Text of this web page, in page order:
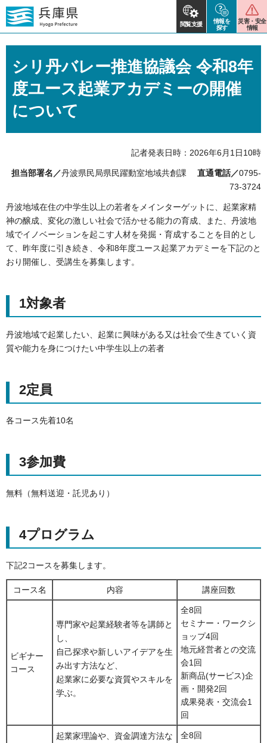
閲覧支援
情報を
探す
災害・安全
情報
シリ丹バレー推進協議会 令和8年
度ユース起業アカデミーの開催
について
記者発表日時：2026年6月1日10時
担当部署名／丹波県民局県民躍動室地域共創課 直通電話／0795-
73-3724
丹波地域在住の中学生以上の若者をメインターゲットに、起業家精
神の醸成、変化の激しい社会で活かせる能力の育成、また、丹波地
域でイノベーションを起こす人材を発掘・育成することを目的とし
て、昨年度に引き続き、令和8年度ユース起業アカデミーを下記のと
おり開催し、受講生を募集します。
1対象者
丹波地域で起業したい、起業に興味がある又は社会で生きていく資
質や能力を身につけたい中学生以上の若者
2定員
各コース先着10名
3参加費
無料（無料送迎・託児あり）
4プログラム
下記2コースを募集します。
コース名 内容 講座回数
ビギナー
コース
専門家や起業経験者等を講師と
し、
自己探求や新しいアイデアを生
み出す方法など、
起業家に必要な資質やスキルを
学ぶ。
全8回
セミナー・ワークシ
ョップ4回
地元経営者との交流
会1回
新商品(サービス)企
画・開発2回
成果発表・交流会1
回
起業家理論や、資金調達方法な
全8回